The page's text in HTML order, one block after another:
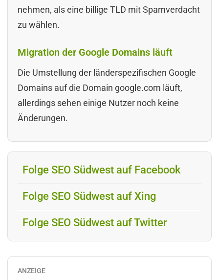
nehmen, als eine billige TLD mit Spamverdacht
zu wählen.
Migration der Google Domains läuft
Die Umstellung der länderspezifischen Google
Domains auf die Domain google.com läuft,
allerdings sehen einige Nutzer noch keine
Änderungen.
Folge SEO Südwest auf Facebook
Folge SEO Südwest auf Xing
Folge SEO Südwest auf Twitter
ANZEIGE